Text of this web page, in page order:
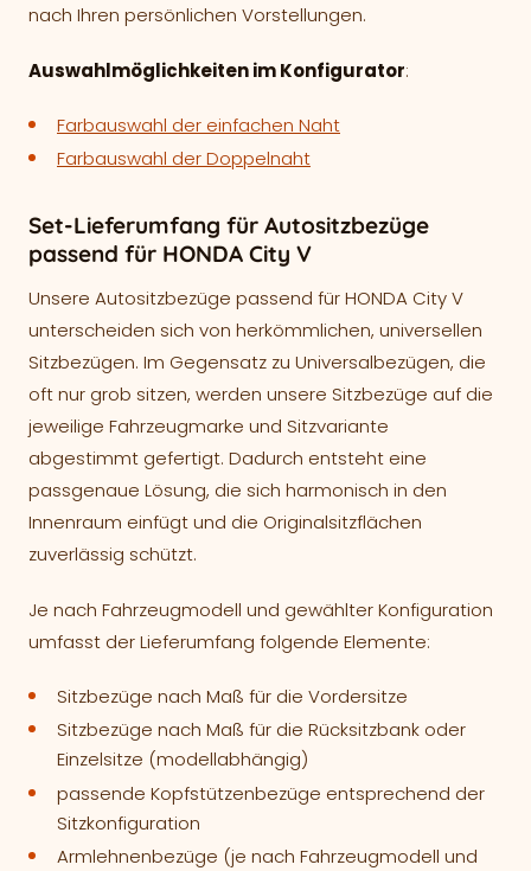
nach Ihren persönlichen Vorstellungen.
Auswahlmöglichkeiten im Konfigurator:
Farbauswahl der einfachen Naht
Farbauswahl der Doppelnaht
Set-Lieferumfang für Autositzbezüge
passend für HONDA City V
Unsere Autositzbezüge passend für HONDA City V
unterscheiden sich von herkömmlichen, universellen
Sitzbezügen. Im Gegensatz zu Universalbezügen, die
oft nur grob sitzen, werden unsere Sitzbezüge auf die
jeweilige Fahrzeugmarke und Sitzvariante
abgestimmt gefertigt. Dadurch entsteht eine
passgenaue Lösung, die sich harmonisch in den
Innenraum einfügt und die Originalsitzflächen
zuverlässig schützt.
Je nach Fahrzeugmodell und gewählter Konfiguration
umfasst der Lieferumfang folgende Elemente:
Sitzbezüge nach Maß für die Vordersitze
Sitzbezüge nach Maß für die Rücksitzbank oder
Einzelsitze (modellabhängig)
passende Kopfstützenbezüge entsprechend der
Sitzkonfiguration
Armlehnenbezüge (je nach Fahrzeugmodell und